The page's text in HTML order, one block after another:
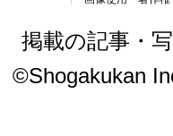
掲載の記事・
©Shogakukan